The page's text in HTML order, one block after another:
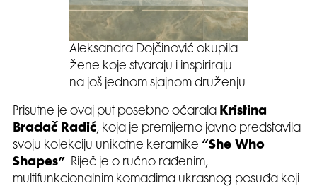
Aleksandra Dojčinović okupila
žene koje stvaraju i inspiriraju
na još jednom sjajnom druženju
Prisutne je ovaj put posebno očarala Kristina
Bradač Radić, koja je premijerno javno predstavila
svoju kolekciju unikatne keramike “She Who
Shapes”. Riječ je o ručno rađenim,
multifunkcionalnim komadima ukrasnog posuđa koji